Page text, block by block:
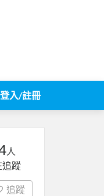
登入/註冊
人
追蹤
追蹤